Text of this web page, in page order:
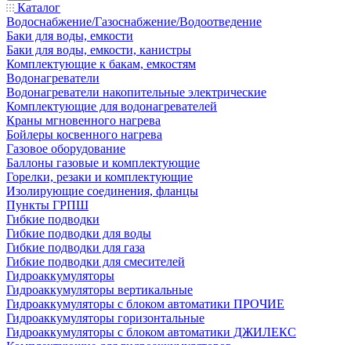
Каталог
Водоснабжение/Газоснабжение/Водоотведение
Баки для воды, емкости
Баки для воды, емкости, канистры
Комплектующие к бакам, емкостям
Водонагреватели
Водонагреватели накопительные электрические
Комплектующие для водонагревателей
Краны мгновенного нагрева
Бойлеры косвенного нагрева
Газовое оборудование
Баллоны газовые и комплектующие
Горелки, резаки и комплектующие
Изолирующие соединения, фланцы
Пункты ГРПШ
Гибкие подводки
Гибкие подводки для воды
Гибкие подводки для газа
Гибкие подводки для смесителей
Гидроаккумуляторы
Гидроаккумуляторы вертикальные
Гидроаккумуляторы с блоком автоматики ПРОЧИЕ
Гидроаккумуляторы горизонтальные
Гидроаккумуляторы с блоком автоматики ДЖИЛЕКС